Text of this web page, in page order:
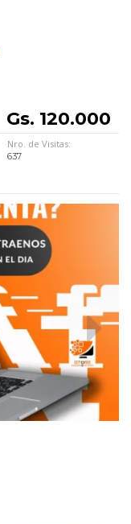
Gs. 120.000
Nro. de Visitas:
637